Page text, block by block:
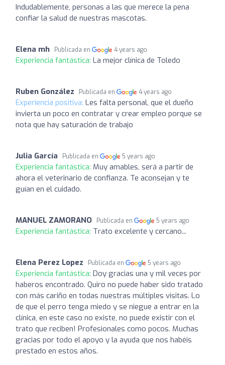
Indudablemente, personas a las que merece la pena
confiar la salud de nuestras mascotas.
Elena mh Publicada en 4 years ago
Experiencia fantástica: La mejor clínica de Toledo
Ruben González Publicada en 4 years ago
Experiencia positiva: Les falta personal, que el dueño
invierta un poco en contratar y crear empleo porque se
nota que hay saturación de trabajo
Julia García Publicada en 5 years ago
Experiencia fantástica: Muy amables, será a partir de
ahora el veterinario de confianza. Te aconsejan y te
guían en el cuidado.
MANUEL ZAMORANO Publicada en 5 years ago
Experiencia fantástica: Trato excelente y cercano...
Elena Perez Lopez Publicada en 5 years ago
Experiencia fantástica: Doy gracias una y mil veces por
haberos encontrado. Quiro no puede haber sido tratado
con más cariño en todas nuestras múltiples visitas. Lo
de que el perro tenga miedo y se niegue a entrar en la
clínica, en este caso no existe, no puede existir con el
trato que reciben! Profesionales como pocos. Muchas
gracias por todo el apoyo y la ayuda que nos habéis
prestado en estos años.